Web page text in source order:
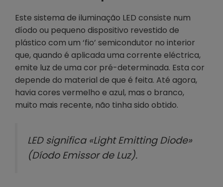
Este sistema de iluminação LED consiste num
díodo ou pequeno dispositivo revestido de
plástico com um ‘fio’ semicondutor no interior
que, quando é aplicada uma corrente eléctrica,
emite luz de uma cor pré-determinada. Esta cor
depende do material de que é feita. Até agora,
havia cores vermelho e azul, mas o branco,
muito mais recente, não tinha sido obtido.
LED significa «Light Emitting Diode»
(Díodo Emissor de Luz).